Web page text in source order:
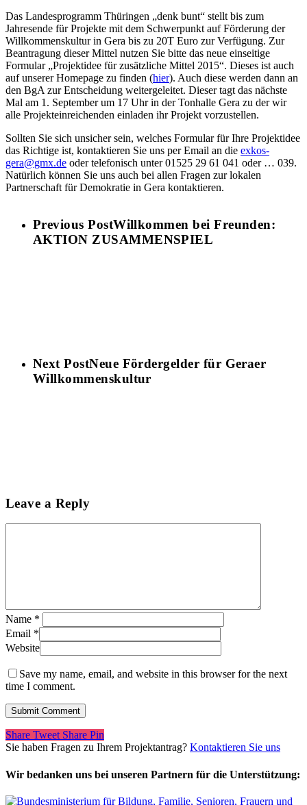
Das Landesprogramm Thüringen „denk bunt“ stellt bis zum
Jahresende für Projekte mit dem Schwerpunkt auf Förderung der
Willkommenskultur in Gera bis zu 20T Euro zur Verfügung. Zur
Beantragung dieser Mittel nutzen Sie bitte das neue einseitige
Formular „Projektidee für zusätzliche Mittel 2015“. Dieses ist auch
auf unserer Homepage zu finden (hier). Auch diese werden dann an
den BgA zur Entscheidung weitergeleitet. Dieser tagt das nächste
Mal am 1. September um 17 Uhr in der Tonhalle Gera zu der wir
alle Projekteinreichenden einladen ihr Projekt vorzustellen.
Sollten Sie sich unsicher sein, welches Formular für Ihre Projektidee
das Richtige ist, kontaktieren Sie uns per Email an die exkos-
gera@gmx.de oder telefonisch unter 01525 29 61 041 oder … 039.
Natürlich können Sie uns auch bei allen Fragen zur lokalen
Partnerschaft für Demokratie in Gera kontaktieren.
Previous PostWillkommen bei Freunden:
AKTION ZUSAMMENSPIEL
Next PostNeue Fördergelder für Geraer
Willkommenskultur
Leave a Reply
Name *
Email *
Website
Save my name, email, and website in this browser for the next
time I comment.
Share Tweet Share Pin
Sie haben Fragen zu Ihrem Projektantrag? Kontaktieren Sie uns
Wir bedanken uns bei unseren Partnern für die Unterstützung: